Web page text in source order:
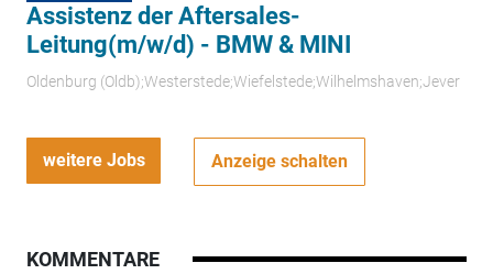
Assistenz der Aftersales-
Leitung(m/w/d) - BMW & MINI
Oldenburg (Oldb);Westerstede;Wiefelstede;Wilhelmshaven;Jever
weitere Jobs Anzeige schalten
KOMMENTARE